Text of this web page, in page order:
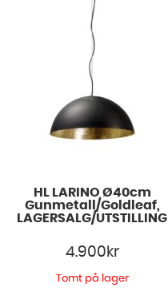
HL LARINO Ø40cm
Gunmetall/Goldleaf,
LAGERSALG/UTSTILLING
4.900 kr
Tomt på lager